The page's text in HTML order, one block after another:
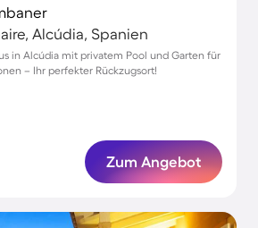
Alcúdia, Spanien
in Alcúdia mit privatem Pool und Garten für
– Ihr perfekter Rückzugsort!
Zum Angebot